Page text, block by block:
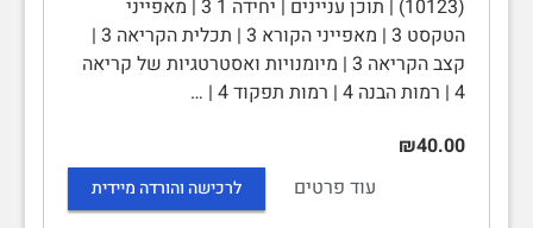
(10123) | תוכן עניינים | יחידה 1 3 | מאפייני
הטקסט 3 | מאפייני הקורא 3 | תכלית הקריאה 3 |
קצב הקריאה 3 | מיומנויות ואסטרטגיות של קריאה
4 | רמות הבנה 4 | רמות תפקוד 4 | …
₪40.00
עוד פרטים
לרכישה והורדה מיידית